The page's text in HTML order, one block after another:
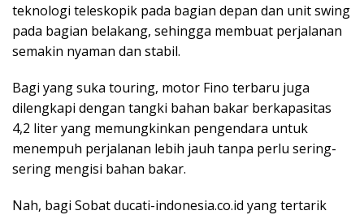
teknologi teleskopik pada bagian depan dan unit swing
pada bagian belakang, sehingga membuat perjalanan
semakin nyaman dan stabil.
Bagi yang suka touring, motor Fino terbaru juga
dilengkapi dengan tangki bahan bakar berkapasitas
4,2 liter yang memungkinkan pengendara untuk
menempuh perjalanan lebih jauh tanpa perlu sering-
sering mengisi bahan bakar.
Nah, bagi Sobat ducati-indonesia.co.id yang tertarik